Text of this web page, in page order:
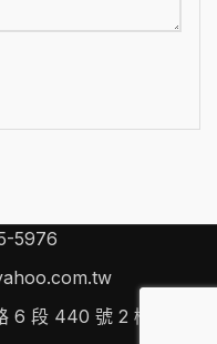
5976
6 段 440 號 2 樓